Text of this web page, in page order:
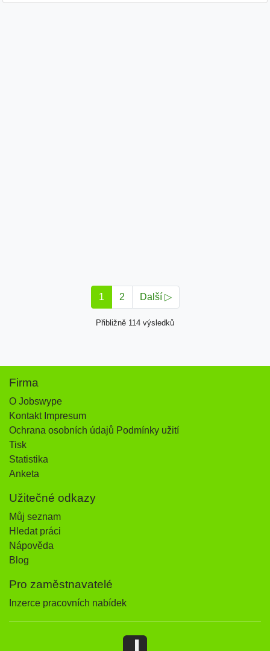
1 2 Další ▷
Přibližně 114 výsledků
Firma
O Jobswype
Kontakt Impresum
Ochrana osobních údajů Podmínky užití
Tisk
Statistika
Anketa
Užitečné odkazy
Můj seznam
Hledat práci
Nápověda
Blog
Pro zaměstnavatelé
Inzerce pracovních nabídek